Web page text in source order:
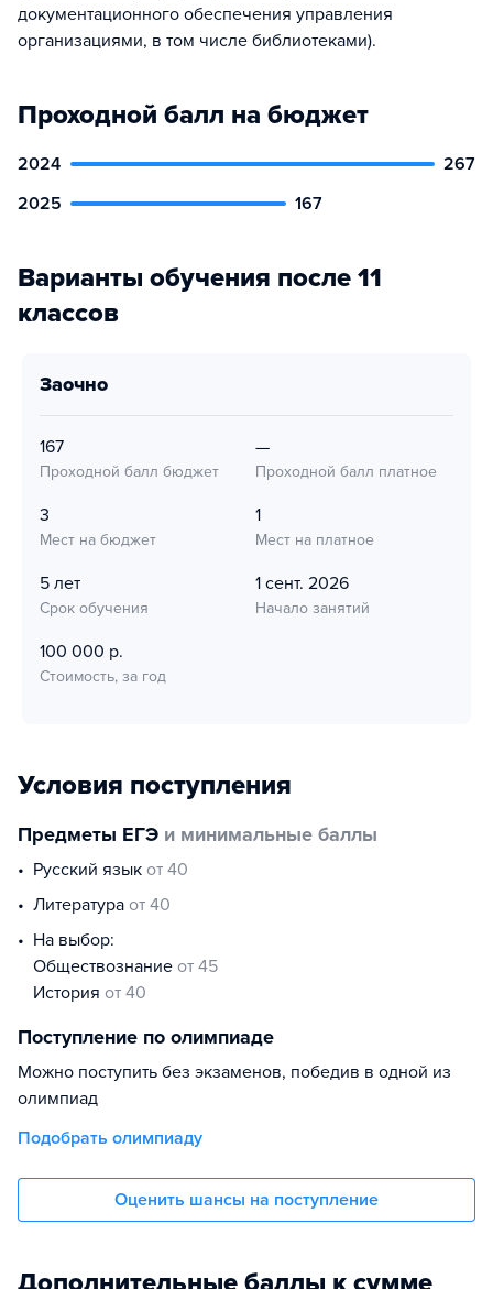
документационного обеспечения управления
организациями, в том числе библиотеками).
Проходной балл на бюджет
2024
267
2025
167
Варианты обучения после 11
классов
заочно
167
Проходной балл бюджет
—
Проходной балл платное
3
Мест на бюджет
1
Мест на платное
5 лет
Срок обучения
1 сент. 2026
Начало занятий
100 000 р.
Стоимость, за год
Условия поступления
Предметы ЕГЭ и минимальные баллы
русский язык от 40
литература от 40
На выбор:
обществознание от 45
история от 40
Поступление по олимпиаде
Можно поступить без экзаменов, победив в одной из
олимпиад
Подобрать олимпиаду
Оценить шансы на поступление